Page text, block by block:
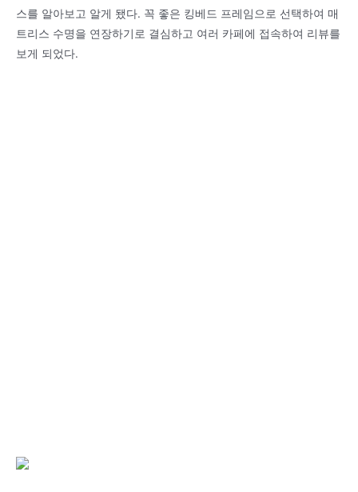
스를 알아보고 알게 됐다. 꼭 좋은 킹베드 프레임으로 선택하여 매
트리스 수명을 연장하기로 결심하고 여러 카페에 접속하여 리뷰를
보게 되었다.